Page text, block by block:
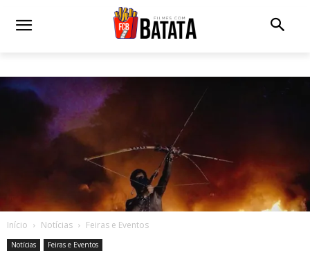
Início Notícias Feiras e Eventos
Notícias Feiras e Eventos